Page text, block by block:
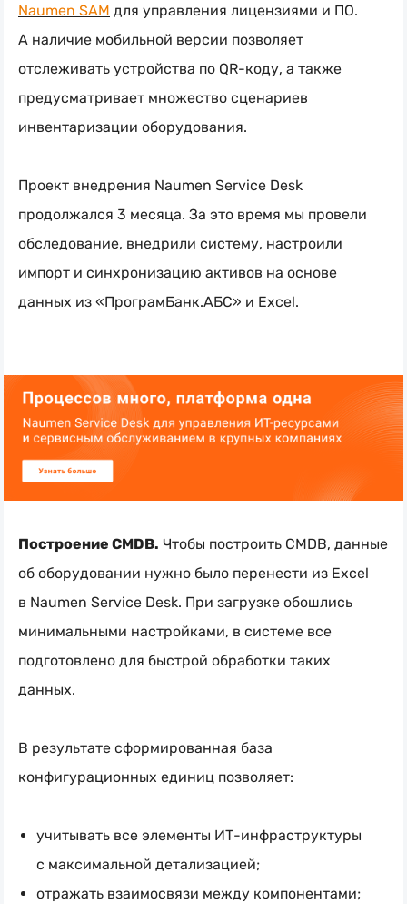
Naumen SAM для управления лицензиями и ПО.
А наличие мобильной версии позволяет
отслеживать устройства по QR-коду, а также
предусматривает множество сценариев
инвентаризации оборудования.
Проект внедрения Naumen Service Desk
продолжался 3 месяца. За это время мы провели
обследование, внедрили систему, настроили
импорт и синхронизацию активов на основе
данных из «ПрограмБанк.АБС» и Excel.
Построение CMDB. Чтобы построить CMDB, данные
об оборудовании нужно было перенести из Excel
в Naumen Service Desk. При загрузке обошлись
минимальными настройками, в системе все
подготовлено для быстрой обработки таких
данных.
В результате сформированная база
конфигурационных единиц позволяет:
учитывать все элементы ИТ-инфраструктуры
с максимальной детализацией;
отражать взаимосвязи между компонентами;